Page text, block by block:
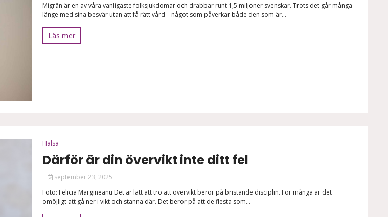
Migrän är en av våra vanligaste folksjukdomar och drabbar runt 1,5 miljoner svenskar. Trots det går många
länge med sina besvär utan att få rätt vård – något som påverkar både den som är...
Läs mer
Hälsa
Därför är din övervikt inte ditt fel
september 23, 2025
Foto: Felicia Margineanu Det är lätt att tro att övervikt beror på bristande disciplin. För många är det
omöjligt att gå ner i vikt och stanna där. Det beror på att de flesta som...